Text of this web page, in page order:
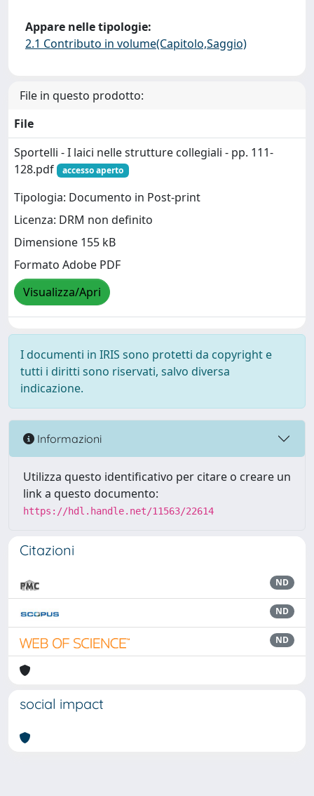
Appare nelle tipologie:
2.1 Contributo in volume(Capitolo,Saggio)
File in questo prodotto:
File
Sportelli - I laici nelle strutture collegiali - pp. 111-
128.pdf
accesso aperto
Tipologia: Documento in Post-print
Licenza: DRM non definito
Dimensione 155 kB
Formato Adobe PDF
Visualizza/Apri
I documenti in IRIS sono protetti da copyright e
tutti i diritti sono riservati, salvo diversa
indicazione.
Informazioni
Utilizza questo identificativo per citare o creare un
link a questo documento:
https://hdl.handle.net/11563/22614
Citazioni
ND
ND
ND
social impact